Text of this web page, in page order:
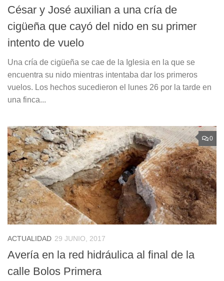
César y José auxilian a una cría de
cigüeña que cayó del nido en su primer
intento de vuelo
Una cría de cigüeña se cae de la Iglesia en la que se
encuentra su nido mientras intentaba dar los primeros
vuelos. Los hechos sucedieron el lunes 26 por la tarde en
una finca...
0
ACTUALIDAD 29 JUNIO, 2017
Avería en la red hidráulica al final de la
calle Bolos Primera